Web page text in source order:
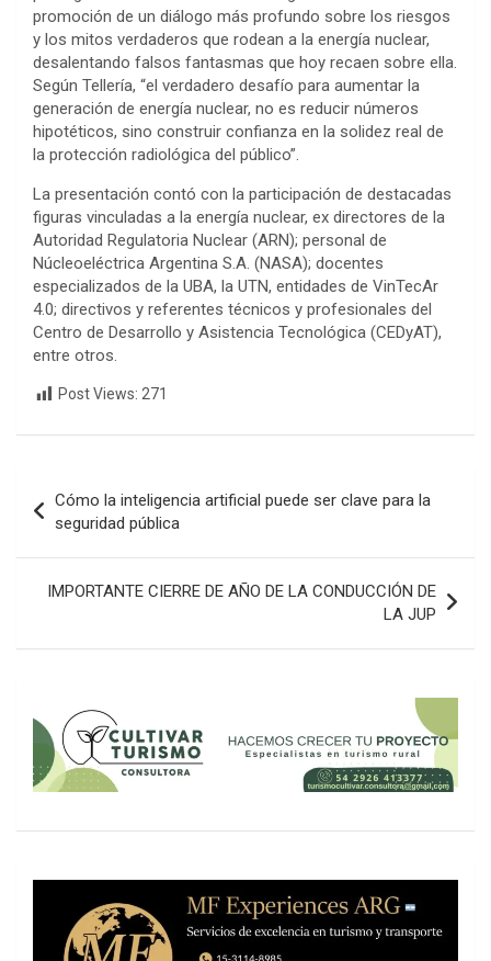
promoción de un diálogo más profundo sobre los riesgos
y los mitos verdaderos que rodean a la energía nuclear,
desalentando falsos fantasmas que hoy recaen sobre ella.
Según Tellería, “el verdadero desafío para aumentar la
generación de energía nuclear, no es reducir números
hipotéticos, sino construir confianza en la solidez real de
la protección radiológica del público”.
La presentación contó con la participación de destacadas
figuras vinculadas a la energía nuclear, ex directores de la
Autoridad Regulatoria Nuclear (ARN); personal de
Núcleoeléctrica Argentina S.A. (NASA); docentes
especializados de la UBA, la UTN, entidades de VinTecAr
4.0; directivos y referentes técnicos y profesionales del
Centro de Desarrollo y Asistencia Tecnológica (CEDyAT),
entre otros.
Post Views: 271
de
entradas
Cómo la inteligencia artificial puede ser clave para la
seguridad pública
IMPORTANTE CIERRE DE AÑO DE LA CONDUCCIÓN DE
LA JUP